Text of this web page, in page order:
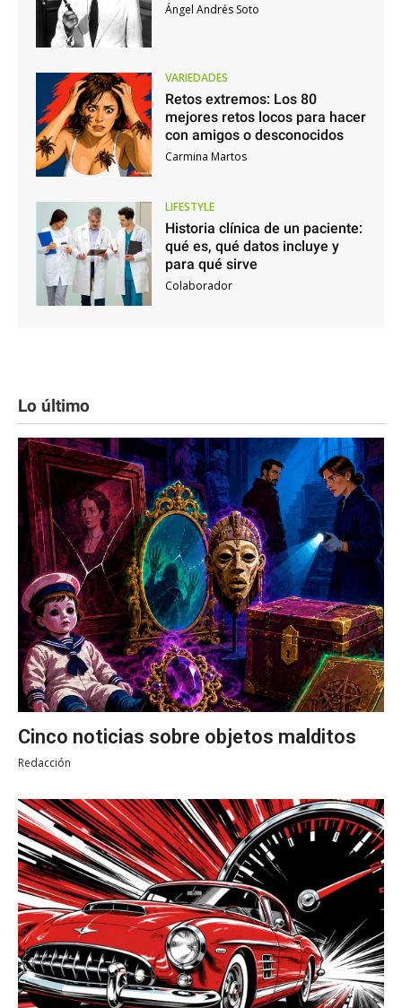
Ángel Andrés Soto
VARIEDADES
Retos extremos: Los 80
mejores retos locos para hacer
con amigos o desconocidos
Carmina Martos
LIFESTYLE
Historia clínica de un paciente:
qué es, qué datos incluye y
para qué sirve
Colaborador
Lo último
Cinco noticias sobre objetos malditos
Redacción